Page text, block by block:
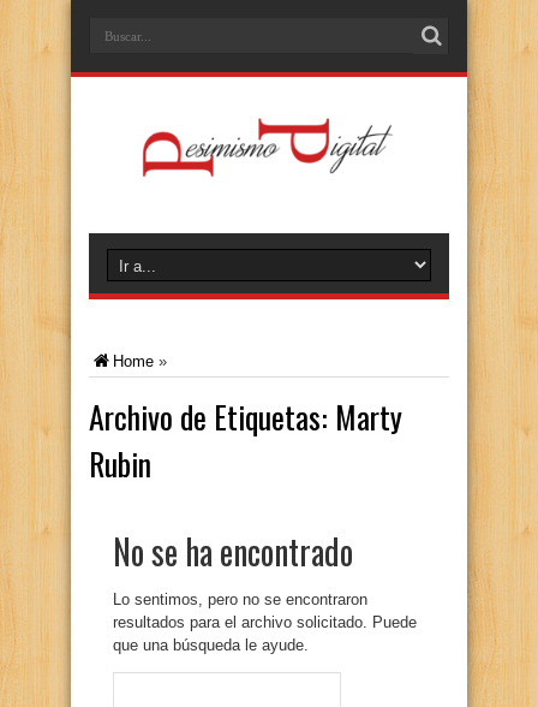
Home »
Archivo de Etiquetas: Marty
Rubin
No se ha encontrado
Lo sentimos, pero no se encontraron
resultados para el archivo solicitado. Puede
que una búsqueda le ayude.